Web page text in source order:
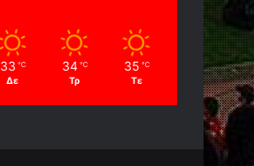
33 ℃
Δε
34 ℃
Τρ
35 ℃
Τε